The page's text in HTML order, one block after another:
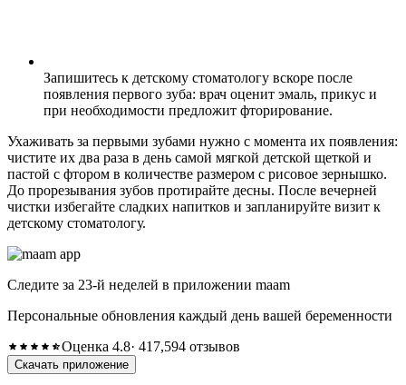
Запишитесь к детскому стоматологу вскоре после
появления первого зуба: врач оценит эмаль, прикус и
при необходимости предложит фторирование.
Ухаживать за первыми зубами нужно с момента их появления:
чистите их два раза в день самой мягкой детской щеткой и
пастой с фтором в количестве размером с рисовое зернышко.
До прорезывания зубов протирайте десны. После вечерней
чистки избегайте сладких напитков и запланируйте визит к
детскому стоматологу.
Следите за 23-й неделей в приложении maam
Персональные обновления каждый день вашей беременности
Оценка 4.8· 417,594 отзывов
Скачать приложение